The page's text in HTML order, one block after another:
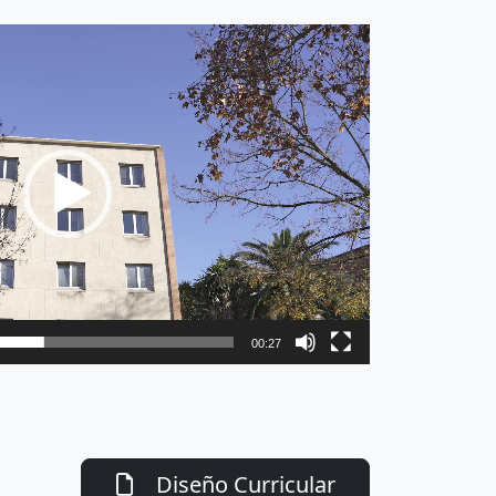
00:27
Diseño Curricular